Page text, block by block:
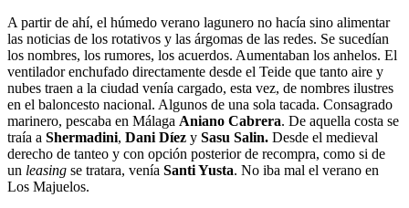
A partir de ahí, el húmedo verano lagunero no hacía sino alimentar
las noticias de los rotativos y las árgomas de las redes. Se sucedían
los nombres, los rumores, los acuerdos. Aumentaban los anhelos. El
ventilador enchufado directamente desde el Teide que tanto aire y
nubes traen a la ciudad venía cargado, esta vez, de nombres ilustres
en el baloncesto nacional. Algunos de una sola tacada. Consagrado
marinero, pescaba en Málaga Aniano Cabrera. De aquella costa se
traía a Shermadini, Dani Díez y Sasu Salin. Desde el medieval
derecho de tanteo y con opción posterior de recompra, como si de
un leasing se tratara, venía Santi Yusta. No iba mal el verano en
Los Majuelos.